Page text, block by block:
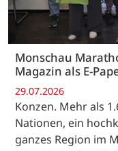
Monschau
Magazin als E-
29.07.2026
Konzen. Mehr als
Nationen, ein
ganzes Region im